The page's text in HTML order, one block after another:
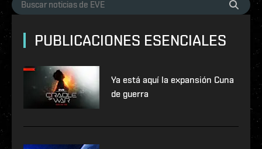
PUBLICACIONES ESENCIALES
Ya está aquí la expansión Cuna
de guerra